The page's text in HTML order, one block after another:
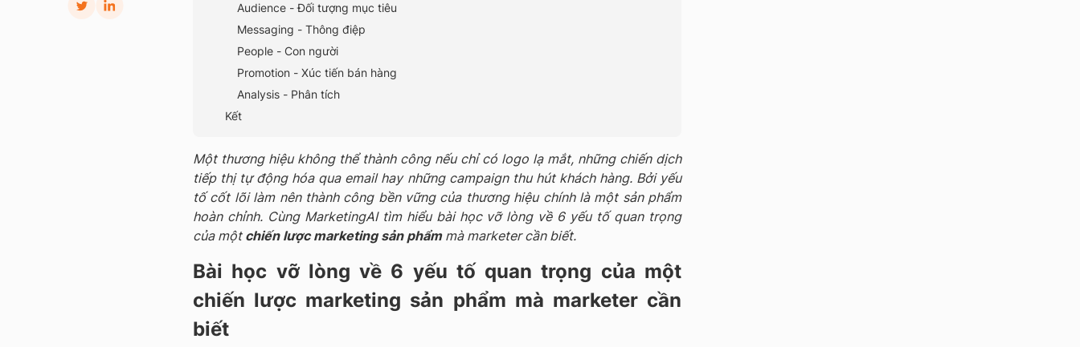
Audience - Đối tượng mục tiêu
Messaging - Thông điệp
People - Con người
Promotion - Xúc tiến bán hàng
Analysis - Phân tích
Kết
Một thương hiệu không thể thành công nếu chỉ có logo lạ mắt, những chiến dịch
tiếp thị tự động hóa qua email hay những campaign thu hút khách hàng. Bởi yếu
tố cốt lõi làm nên thành công bền vững của thương hiệu chính là một sản phẩm
hoàn chỉnh. Cùng MarketingAI tìm hiểu bài học vỡ lòng về 6 yếu tố quan trọng
của một chiến lược marketing sản phẩmmà marketer cần biết.
Bài học vỡ lòng về 6 yếu tố quan trọng của một
chiến lược marketing sản phẩm mà marketer cần
biết